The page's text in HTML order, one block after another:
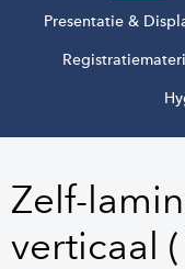
Presentatie &
Zelf-
verticaal